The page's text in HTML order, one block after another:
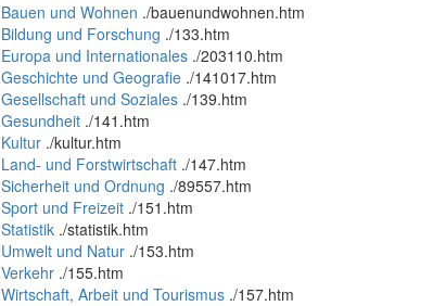
Bauen und Wohnen ./bauenundwohnen.htm
Bildung und Forschung ./133.htm
Europa und Internationales ./203110.htm
Geschichte und Geografie ./141017.htm
Gesellschaft und Soziales ./139.htm
Gesundheit ./141.htm
Kultur ./kultur.htm
Land- und Forstwirtschaft ./147.htm
Sicherheit und Ordnung ./89557.htm
Sport und Freizeit ./151.htm
Statistik ./statistik.htm
Umwelt und Natur ./153.htm
Verkehr ./155.htm
Wirtschaft, Arbeit und Tourismus ./157.htm